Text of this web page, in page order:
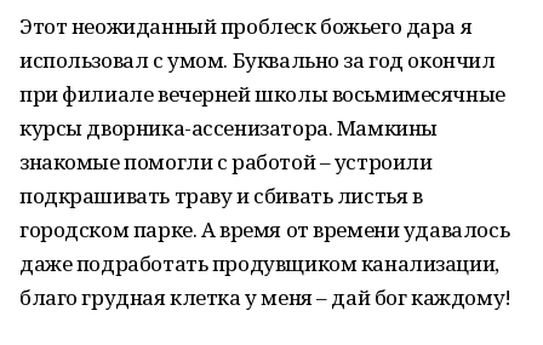
Этот неожиданный проблеск божьего дара я
использовал с умом. Буквально за год окончил
при филиале вечерней школы восьмимесячные
курсы дворника-ассенизатора. Мамкины
знакомые помогли с работой – устроили
подкрашивать траву и сбивать листья в
городском парке. А время от времени удавалось
даже подработать продувщиком канализации,
благо грудная клетка у меня – дай бог каждому!